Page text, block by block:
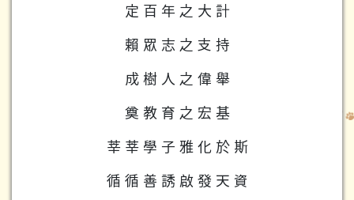
定 百 年 之 大 計
賴 眾 志 之 支 持
成 樹 人 之 偉 舉
奠 教 育 之 宏 基
莘 莘 學 子 雅 化 於 斯
循 循 善 誘 啟 發 天 資